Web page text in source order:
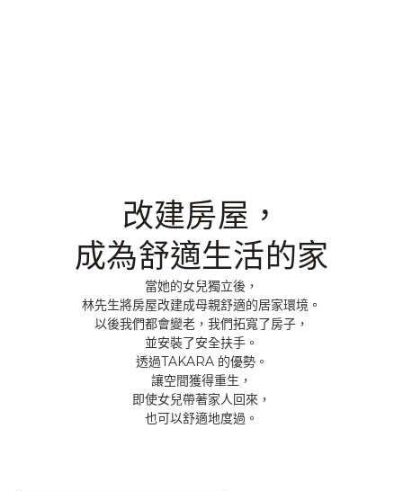
改建房屋，
成為舒適生活的家
當她的女兒獨立後，
林先生將房屋改建成母親舒適的居家環境。
以後我們都會變老，我們拓寬了房子，
並安裝了安全扶手。
透過TAKARA 的優勢。
讓空間獲得重生，
即使女兒帶著家人回來，
也可以舒適地度過。